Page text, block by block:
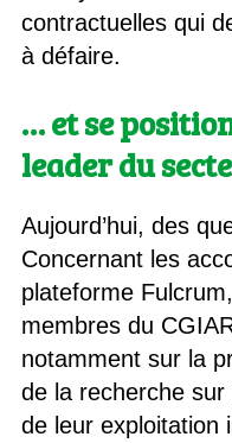
contractuelles qui
à défaire.
… et se
leader du
Aujourd’hui, des
Concernant les
plateforme
membres du
notamment sur la
de la recherche
de leur exploitation